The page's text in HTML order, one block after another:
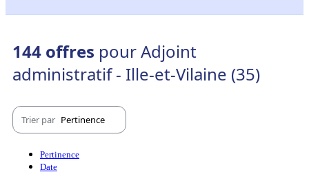
144 offres pour Adjoint
administratif - Ille-et-Vilaine (35)
Trier par Pertinence
Pertinence
Date